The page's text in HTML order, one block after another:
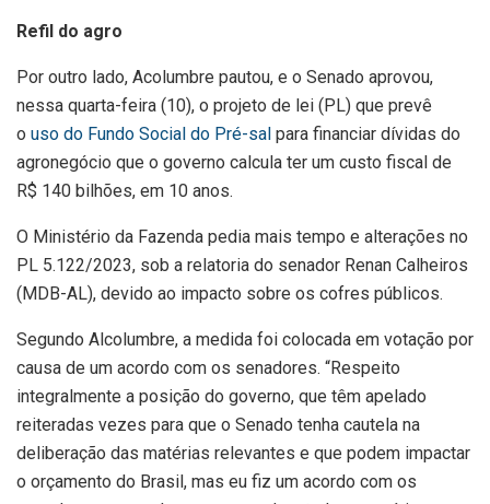
Refil do agro
Por outro lado, Acolumbre pautou, e o Senado aprovou,
nessa quarta-feira (10), o projeto de lei (PL) que prevê
o uso do Fundo Social do Pré-sal para financiar dívidas do
agronegócio que o governo calcula ter um custo fiscal de
R$ 140 bilhões, em 10 anos.
O Ministério da Fazenda pedia mais tempo e alterações no
PL 5.122/2023, sob a relatoria do senador Renan Calheiros
(MDB-AL), devido ao impacto sobre os cofres públicos.
Segundo Alcolumbre, a medida foi colocada em votação por
causa de um acordo com os senadores. “Respeito
integralmente a posição do governo, que têm apelado
reiteradas vezes para que o Senado tenha cautela na
deliberação das matérias relevantes e que podem impactar
o orçamento do Brasil, mas eu fiz um acordo com os